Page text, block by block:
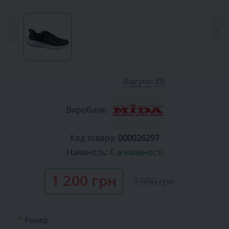
Відгуки: (0)
Виробник:
Код товару: 000026297
Наявність: Є в наявності
1 200 грн
* Розмiр